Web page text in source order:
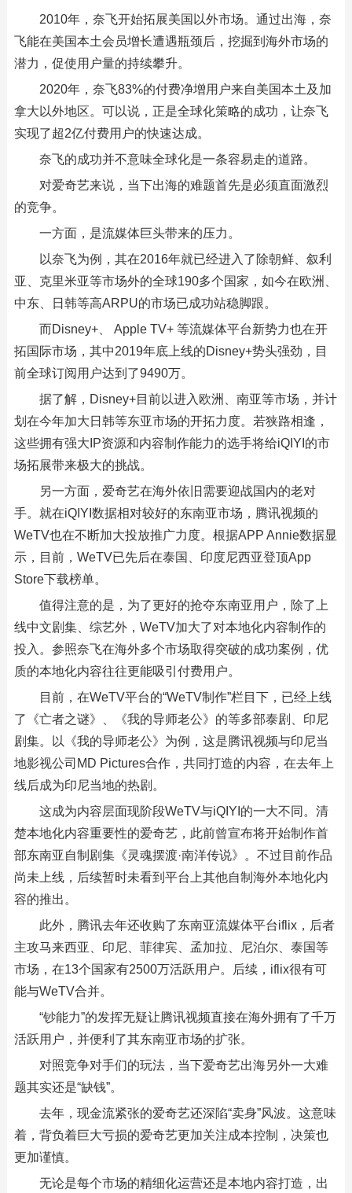
2010年，奈飞开始拓展美国以外市场。通过出海，奈
飞能在美国本土会员增长遭遇瓶颈后，挖掘到海外市场的
潜力，促使用户量的持续攀升。
2020年，奈飞83%的付费净增用户来自美国本土及加
拿大以外地区。可以说，正是全球化策略的成功，让奈飞
实现了超2亿付费用户的快速达成。
奈飞的成功并不意味全球化是一条容易走的道路。
对爱奇艺来说，当下出海的难题首先是必须直面激烈
的竞争。
一方面，是流媒体巨头带来的压力。
以奈飞为例，其在2016年就已经进入了除朝鲜、叙利
亚、克里米亚等市场外的全球190多个国家，如今在欧洲、
中东、日韩等高ARPU的市场已成功站稳脚跟。
而Disney+、 Apple TV+ 等流媒体平台新势力也在开
拓国际市场，其中2019年底上线的Disney+势头强劲，目
前全球订阅用户达到了9490万。
据了解，Disney+目前以进入欧洲、南亚等市场，并计
划在今年加大日韩等东亚市场的开拓力度。若狭路相逢，
这些拥有强大IP资源和内容制作能力的选手将给iQIYI的市
场拓展带来极大的挑战。
另一方面，爱奇艺在海外依旧需要迎战国内的老对
手。就在iQIYI数据相对较好的东南亚市场，腾讯视频的
WeTV也在不断加大投放推广力度。根据APP Annie数据显
示，目前，WeTV已先后在泰国、印度尼西亚登顶App
Store下载榜单。
值得注意的是，为了更好的抢夺东南亚用户，除了上
线中文剧集、综艺外，WeTV加大了对本地化内容制作的
投入。参照奈飞在海外多个市场取得突破的成功案例，优
质的本地化内容往往更能吸引付费用户。
目前，在WeTV平台的“WeTV制作”栏目下，已经上线
了《亡者之谜》、《我的导师老公》的等多部泰剧、印尼
剧集。以《我的导师老公》为例，这是腾讯视频与印尼当
地影视公司MD Pictures合作，共同打造的内容，在去年上
线后成为印尼当地的热剧。
这成为内容层面现阶段WeTV与iQIYI的一大不同。清
楚本地化内容重要性的爱奇艺，此前曾宣布将开始制作首
部东南亚自制剧集《灵魂摆渡·南洋传说》。不过目前作品
尚未上线，后续暂时未看到平台上其他自制海外本地化内
容的推出。
此外，腾讯去年还收购了东南亚流媒体平台iflix，后者
主攻马来西亚、印尼、菲律宾、孟加拉、尼泊尔、泰国等
市场，在13个国家有2500万活跃用户。后续，iflix很有可
能与WeTV合并。
“钞能力”的发挥无疑让腾讯视频直接在海外拥有了千万
活跃用户，并便利了其东南亚市场的扩张。
对照竞争对手们的玩法，当下爱奇艺出海另外一大难
题其实还是“缺钱”。
去年，现金流紧张的爱奇艺还深陷“卖身”风波。这意味
着，背负着巨大亏损的爱奇艺更加关注成本控制，决策也
更加谨慎。
无论是每个市场的精细化运营还是本地内容打造，出